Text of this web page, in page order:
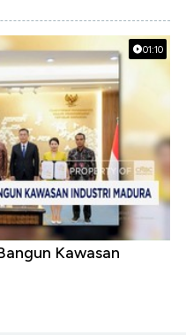
01:10
Kawasan